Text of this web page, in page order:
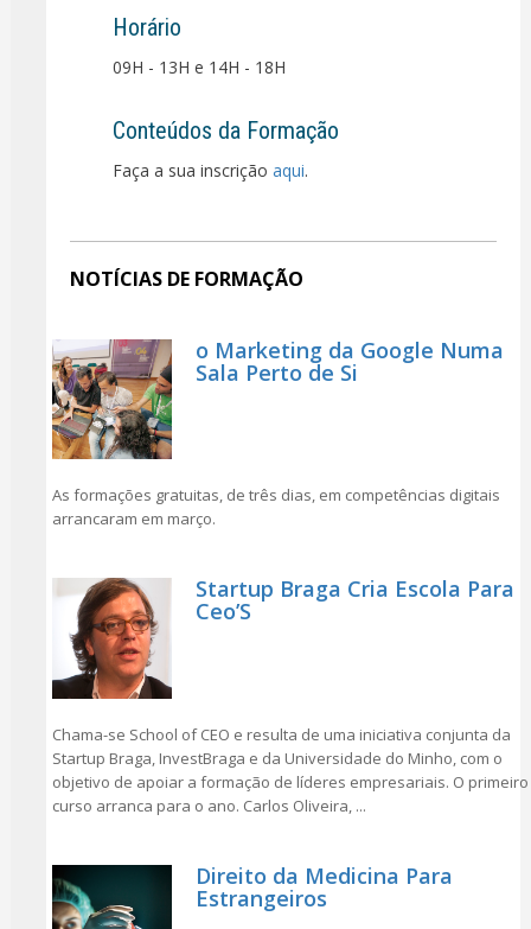
Horário
09H - 13H e 14H - 18H
Conteúdos da Formação
Faça a sua inscrição aqui.
NOTÍCIAS DE FORMAÇÃO
o Marketing da Google Numa
Sala Perto de Si
As formações gratuitas, de três dias, em competências digitais
arrancaram em março.
Startup Braga Cria Escola Para
Ceo’S
Chama-se School of CEO e resulta de uma iniciativa conjunta da
Startup Braga, InvestBraga e da Universidade do Minho, com o
objetivo de apoiar a formação de líderes empresariais. O primeiro
curso arranca para o ano. Carlos Oliveira, ...
Direito da Medicina Para
Estrangeiros